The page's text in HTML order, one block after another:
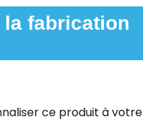
fabrication
ce produit à votre